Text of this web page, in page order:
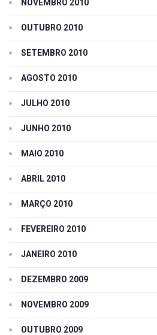
NOVEMBRO 2010
OUTUBRO 2010
SETEMBRO 2010
AGOSTO 2010
JULHO 2010
JUNHO 2010
MAIO 2010
ABRIL 2010
MARÇO 2010
FEVEREIRO 2010
JANEIRO 2010
DEZEMBRO 2009
NOVEMBRO 2009
OUTUBRO 2009